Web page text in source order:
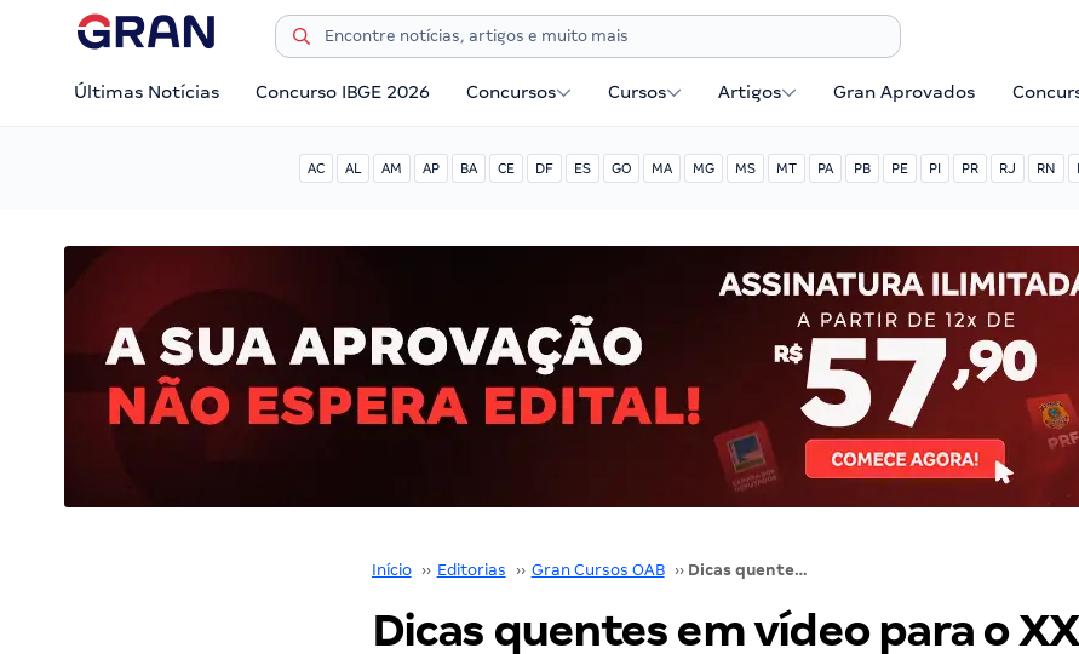
Últimas Notícias Concurso IBGE 2026 Concursos Cursos Artigos Gran Aprovados
AC AL AM AP BA CE DF ES GO MA MG MS MT PA PB PE PI PR RJ RN
Início ›› Editorias ›› Gran Cursos OAB ›› Dicas quentes em vídeo para o XXII Exame de Ordem – Direito Constitucional
Dicas quentes em vídeo para o